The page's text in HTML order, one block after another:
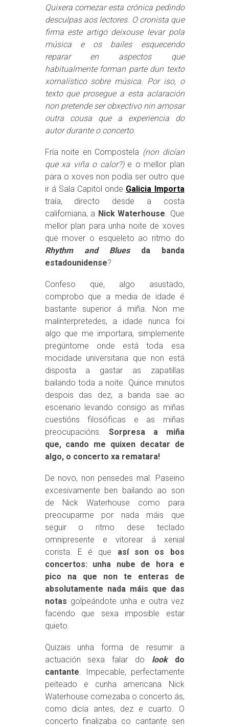
Quixera comezar esta crónica pedindo
desculpas aos lectores. O cronista que
firma este artigo deixouse levar pola
música e os bailes esquecendo
reparar en aspectos que
habitualmente forman parte dun texto
xornalístico sobre música. Por iso, o
texto que prosegue a esta aclaración
non pretende ser obxectivo nin amosar
outra cousa que a experiencia do
autor durante o concerto.
Fría noite en Compostela (non dicían
que xa viña o calor?)e o mellor plan
para o xoves non podía ser outro que
ir á Sala Capitol onde Galicia Importa
traía, directo desde a costa
californiana, a Nick Waterhouse . Que
mellor plan para unha noite de xoves
que mover o esqueleto ao ritmo do
Rhythm and Bluesda banda
estadounidense?
Confeso que, algo asustado,
comprobo que a media de idade é
bastante superior á miña. Non me
malinterpretedes, a idade nunca foi
algo que me importara, simplemente
pregúntome onde está toda esa
mocidade universitaria que non está
disposta a gastar as zapatillas
bailando toda a noite. Quince minutos
despois das dez, a banda sae ao
escenario levando consigo as miñas
cuestións filosóficas e as miñas
preocupacións.Sorpresa a miña
que, cando me quixen decatar de
algo, o concerto xa rematara!
De novo, non pensedes mal. Paseino
excesivamente ben bailando ao son
de Nick Waterhouse como para
preocuparme por nada máis que
seguir o ritmo dese teclado
omnipresente e vitorear á xenial
corista. E é que así son os bos
concertos: unha nube de hora e
pico na que non te enteras de
absolutamente nada máis que das
notas golpeándote unha e outra vez
facendo que sexa imposible estar
quieto.
Quizais unha forma de resumir a
actuación sexa falar do
lookdo
cantante . Impecable, perfectamente
peiteado e cunha americana Nick
Waterhouse comezaba o concerto ás,
como dicía antes, dez e cuarto. O
concerto finalizaba co cantante sen